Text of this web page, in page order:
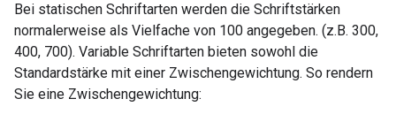
Bei statischen Schriftarten werden die Schriftstärken
normalerweise als Vielfache von 100 angegeben. (z.B. 300,
400, 700). Variable Schriftarten bieten sowohl die
Standardstärke mit einer Zwischengewichtung. So rendern
Sie eine Zwischengewichtung: